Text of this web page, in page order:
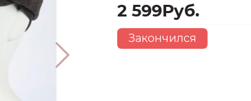
2 599Руб.
Закончился